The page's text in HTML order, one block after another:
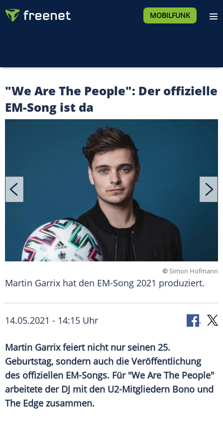
MOBILFUNK
"We Are The People": Der offizielle
EM-Song ist da
©Simon Hofmann
Martin Garrix hat den EM-Song 2021 produziert.
14.05.2021 - 14:15 Uhr
Martin Garrixfeiert nicht nur seinen 25.
Geburtstag, sondern auch die Veröffentlichung
des offiziellen EM-Songs. Für "We Are The People"
arbeitete der DJ mit den U2-Mitgliedern Bono und
The Edge zusammen.